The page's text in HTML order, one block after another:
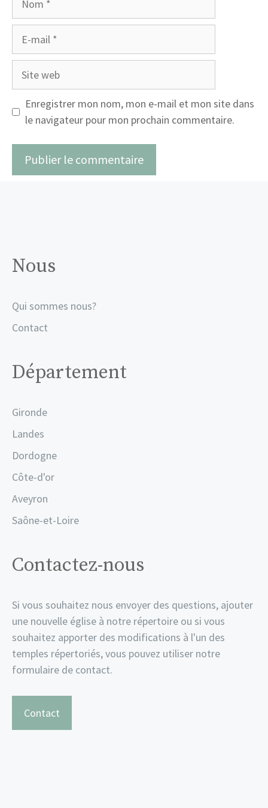
Site
Enregistrer mon nom, mon e-mail et mon site dans
le navigateur pour mon prochain commentaire.
Nous
Qui sommes nous?
Contact
Département
Gironde
Landes
Dordogne
Côte-d'or
Aveyron
Saône-et-Loire
Contactez-nous
Si vous souhaitez nous envoyer des questions, ajouter
une nouvelle église à notre répertoire ou si vous
souhaitez apporter des modifications à l'un des
temples répertoriés, vous pouvez utiliser notre
formulaire de contact.
Contact